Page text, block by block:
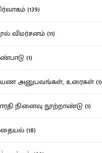
(139)
விமர்சனம் (11)
(1)
அனுபவங்கள், உரைகள் (1)
நினைவு நூற்றாண்டு (1)
(18)